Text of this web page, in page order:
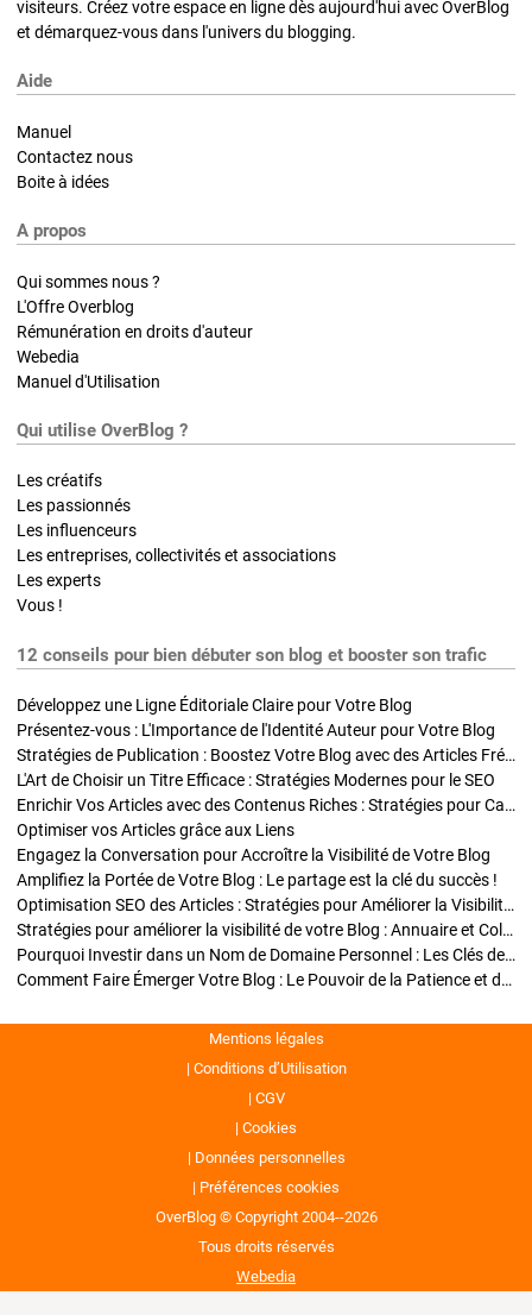
visiteurs. Créez votre espace en ligne dès aujourd'hui avec OverBlog
et démarquez-vous dans l'univers du blogging.
Aide
Manuel
Contactez nous
Boite à idées
A propos
Qui sommes nous ?
L'Offre Overblog
Rémunération en droits d'auteur
Webedia
Manuel d'Utilisation
Qui utilise OverBlog ?
Les créatifs
Les passionnés
Les influenceurs
Les entreprises, collectivités et associations
Les experts
Vous !
12 conseils pour bien débuter son blog et booster son trafic
Développez une Ligne Éditoriale Claire pour Votre Blog
Présentez-vous : L'Importance de l'Identité Auteur pour Votre Blog
Stratégies de Publication : Boostez Votre Blog avec des Articles Fréquents et Exclusifs
L'Art de Choisir un Titre Efficace : Stratégies Modernes pour le SEO
Enrichir Vos Articles avec des Contenus Riches : Stratégies pour Captiver et Optimiser
Optimiser vos Articles grâce aux Liens
Engagez la Conversation pour Accroître la Visibilité de Votre Blog
Amplifiez la Portée de Votre Blog : Le partage est la clé du succès !
Optimisation SEO des Articles : Stratégies pour Améliorer la Visibilité de Votre Blog
Stratégies pour améliorer la visibilité de votre Blog : Annuaire et Collaborations
Pourquoi Investir dans un Nom de Domaine Personnel : Les Clés de la Réussite de Votre Blog
Comment Faire Émerger Votre Blog : Le Pouvoir de la Patience et de la Persévérance
Mentions légales
Conditions d’Utilisation
CGV
Cookies
Données personnelles
Préférences cookies
OverBlog © Copyright 2004--2026
Tous droits réservés
Webedia